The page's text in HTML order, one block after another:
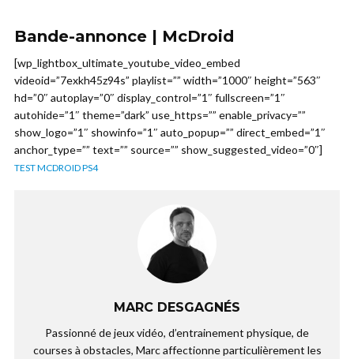
Bande-annonce | McDroid
[wp_lightbox_ultimate_youtube_video_embed
videoid=”7exkh45z94s” playlist=”” width=”1000″ height=”563″
hd=”0″ autoplay=”0″ display_control=”1″ fullscreen=”1″
autohide=”1″ theme=”dark” use_https=”” enable_privacy=””
show_logo=”1″ showinfo=”1″ auto_popup=”” direct_embed=”1″
anchor_type=”” text=”” source=”” show_suggested_video=”0″]
TEST MCDROID PS4
MARC DESGAGNÉS
Passionné de jeux vidéo, d’entrainement physique, de
courses à obstacles, Marc affectionne particulièrement les